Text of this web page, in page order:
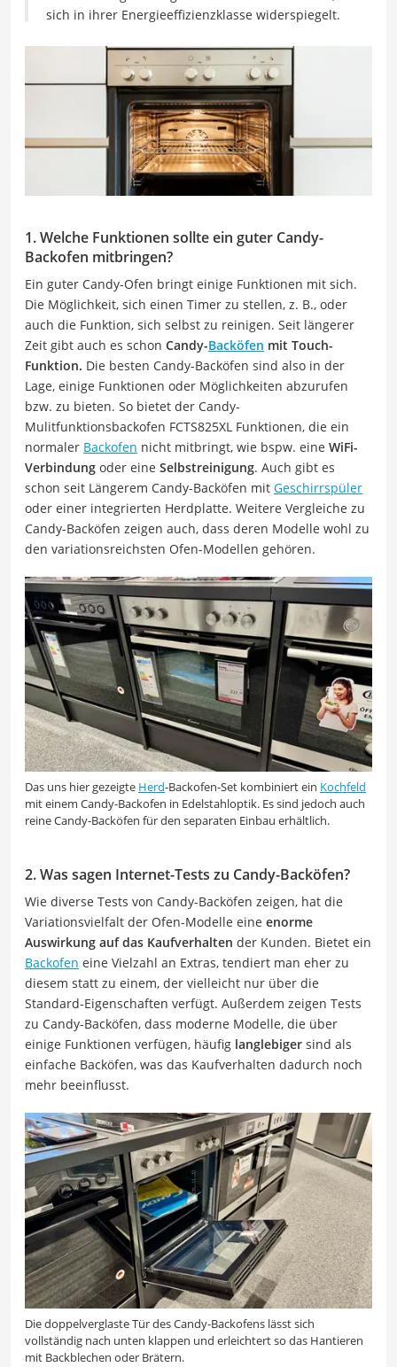
sich in ihrer Energieeffizienzklasse widerspiegelt.
1. Welche Funktionen sollte ein guter Candy-
Backofen mitbringen?
Ein guter Candy-Ofen bringt einige Funktionen mit sich.
Die Möglichkeit, sich einen Timer zu stellen, z. B., oder
auch die Funktion, sich selbst zu reinigen. Seit längerer
Zeit gibt auch es schon Candy-Backöfen mit Touch-
Funktion. Die besten Candy-Backöfen sind also in der
Lage, einige Funktionen oder Möglichkeiten abzurufen
bzw. zu bieten. So bietet der Candy-
Mulitfunktionsbackofen FCTS825XL Funktionen, die ein
normaler Backofen nicht mitbringt, wie bspw. eine WiFi-
Verbindung oder eine Selbstreinigung. Auch gibt es
schon seit Längerem Candy-Backöfen mit Geschirrspüler
oder einer integrierten Herdplatte. Weitere Vergleiche zu
Candy-Backöfen zeigen auch, dass deren Modelle wohl zu
den variationsreichsten Ofen-Modellen gehören.
Das uns hier gezeigte Herd-Backofen-Set kombiniert ein Kochfeld
mit einem Candy-Backofen in Edelstahloptik. Es sind jedoch auch
reine Candy-Backöfen für den separaten Einbau erhältlich.
2. Was sagen Internet-Tests zu Candy-Backöfen?
Wie diverse Tests von Candy-Backöfen zeigen, hat die
Variationsvielfalt der Ofen-Modelle eine enorme
Auswirkung auf das Kaufverhalten der Kunden. Bietet ein
Backofen eine Vielzahl an Extras, tendiert man eher zu
diesem statt zu einem, der vielleicht nur über die
Standard-Eigenschaften verfügt. Außerdem zeigen Tests
zu Candy-Backöfen, dass moderne Modelle, die über
einige Funktionen verfügen, häufig langlebiger sind als
einfache Backöfen, was das Kaufverhalten dadurch noch
mehr beeinflusst.
Die doppelverglaste Tür des Candy-Backofens lässt sich
vollständig nach unten klappen und erleichtert so das Hantieren
mit Backblechen oder Brätern.